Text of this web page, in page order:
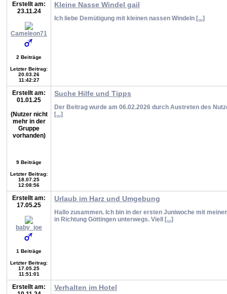
Erstellt am:
23.11.24
Cameleon71
2 Beiträge
Letzter Beitrag:
20.03.26
11:42:27
Kleine Nasse Windel gail
Ich liebe Demütigung mit kleinen nassen Windeln [...]
Erstellt am:
01.01.25
(Nutzer nicht
mehr in der
Gruppe
vorhanden)
9 Beiträge
Letzter Beitrag:
18.07.25
12:08:56
Suche Hilfe und Tipps
Der Beitrag wurde am 06.02.2026 durch Austreten des
[...]
Erstellt am:
17.05.25
baby_joe
1 Beiträge
Letzter Beitrag:
17.05.25
11:51:01
Urlaub im Harz und Umgebung
Hallo zusammen. Ich bin in der ersten Juniwoche mit
in Richtung Göttingen unterwegs. Viell
[...]
Erstellt am:
Verhalten im Hotel